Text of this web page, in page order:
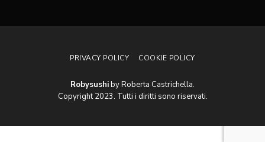
PRIVACY POLICY COOKIE POLICY
Robysushiby Roberta Castrichella.
Copyright 2023. Tutti i diritti sono riservati.